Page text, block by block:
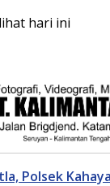
hari ini
Polsek